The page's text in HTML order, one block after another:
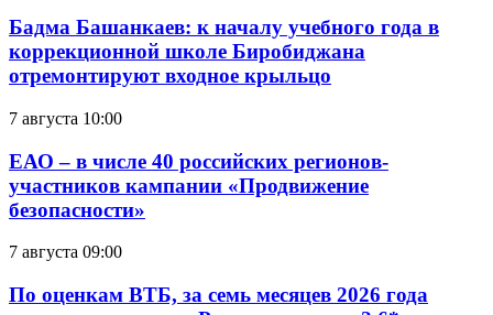
Бадма Башанкаев: к началу учебного года в
коррекционной школе Биробиджана
отремонтируют входное крыльцо
7 августа 10:00
ЕАО – в числе 40 российских регионов-
участников кампании «Продвижение
безопасности»
7 августа 09:00
По оценкам ВТБ, за семь месяцев 2026 года